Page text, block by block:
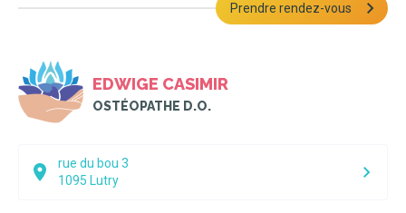
Prendre rendez-vous
EDWIGE CASIMIR
OSTÉOPATHE D.O.
rue du bou 3
1095 Lutry